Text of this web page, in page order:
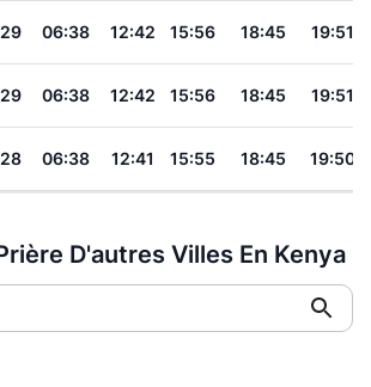
06:38 12:42 15:56 18:45 19:51
06:38 12:42 15:56 18:45 19:51
06:38 12:41 15:55 18:45 19:50
D'autres Villes En Kenya